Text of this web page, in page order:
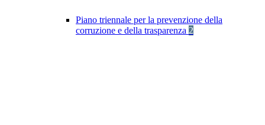
Piano triennale per la prevenzione della
corruzione e della trasparenza 2